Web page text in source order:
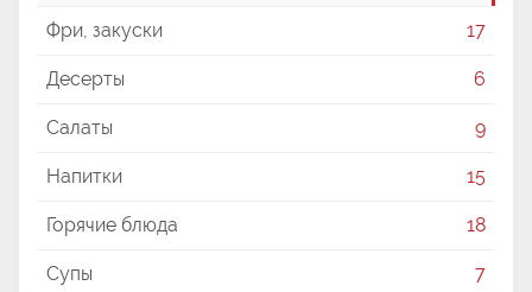
Фри, закуски 17
Десерты 6
Салаты 9
Напитки 15
Горячие блюда 18
Супы 7